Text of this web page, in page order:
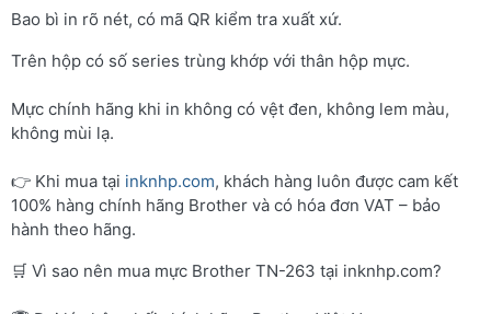
Bao bì in rõ nét, có mã QR kiểm tra xuất xứ.
Trên hộp có số series trùng khớp với thân hộp mực.
Mực chính hãng khi in không có vệt đen, không lem màu,
không mùi lạ.
👉 Khi mua tại inknhp.com, khách hàng luôn được cam kết
100% hàng chính hãng Brother và có hóa đơn VAT – bảo
hành theo hãng.
🛒 Vì sao nên mua mực Brother TN-263 tại inknhp.com?